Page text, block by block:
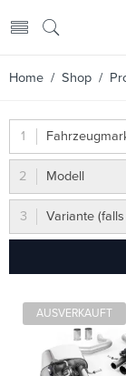
Home / Shop /
Modell
Variante
AUSVERKAUFT